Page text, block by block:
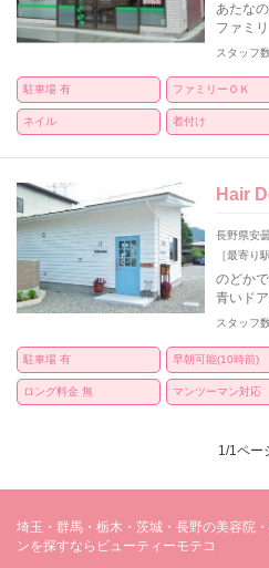
あたな
ファミ
スタッフ
駐車場 有 ファミリーＯＫ
ネイル 着付け
Hair
長野県安
［最寄り
のどか
青いド
スタッフ
駐車場 有 早朝可能(10時前)
ロング料金 無 マンツーマン対応
1/1ペー
埼玉・群馬・栃木・茨城・長野の美容院
ンを探すならビューティーモテコ